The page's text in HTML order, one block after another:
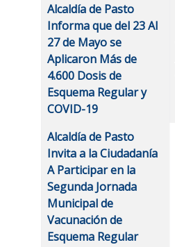
Alcaldía de Pasto
Informa que del 23 Al
27 de Mayo se
Aplicaron Más de
4.600 Dosis de
Esquema Regular y
COVID-19
Alcaldía de Pasto
Invita a la Ciudadanía
A Participar en la
Segunda Jornada
Municipal de
Vacunación de
Esquema Regular